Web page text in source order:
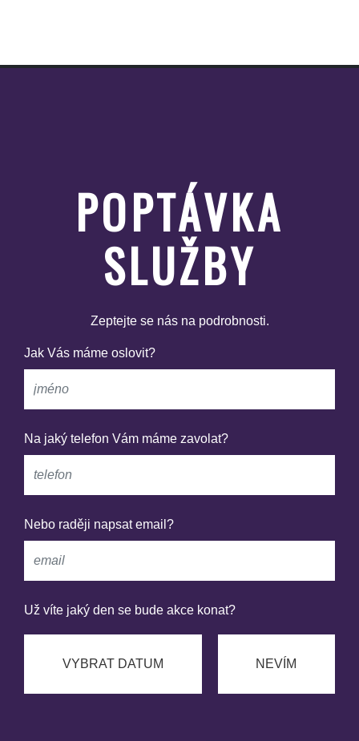
POPTÁVKA
SLUŽBY
Zeptejte se nás na podrobnosti.
Jak Vás máme oslovit?
Na jaký telefon Vám máme zavolat?
Nebo raději napsat email?
Už víte jaký den se bude akce konat?
VYBRAT DATUM NEVÍM